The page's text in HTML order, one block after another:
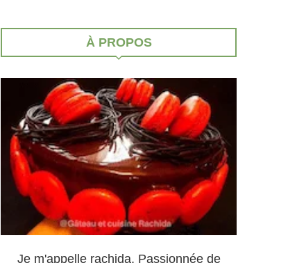
À PROPOS
Je m'appelle rachida, Passionnée de